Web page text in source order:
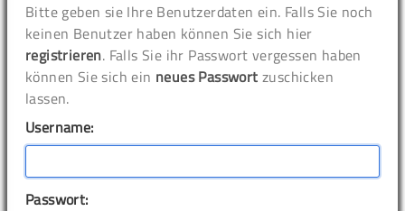
Bitte geben sie Ihre Benutzerdaten ein. Falls Sie noch
keinen Benutzer haben können Sie sich hier
registrieren. Falls Sie ihr Passwort vergessen haben
können Sie sich ein neues Passwort zuschicken
lassen.
Username:
Passwort: